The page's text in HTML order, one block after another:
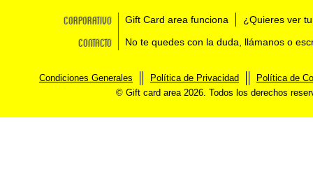
Corporativo Gift Card area funciona ¿Quieres ver
Contacto No te quedes con la duda, llámanos o
Condiciones Generales Política de Privacidad
Política de
© Gift card area 2026. Todos los derechos